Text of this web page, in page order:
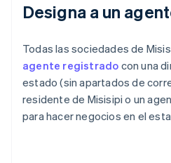
Designa a un
Todas las sociedades de
agente registrado con una
estado (sin apartados de
residente de Misisipi o un
para hacer negocios en el